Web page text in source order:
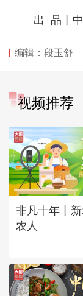
出 品丨
编辑：段玉舒
视频推荐
非凡十年丨
农人